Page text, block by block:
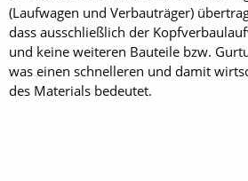
(Laufwagen und Verbauträger)
dass ausschließlich der
und keine weiteren Bauteile bzw.
was einen schnelleren und damit
des Materials bedeutet.